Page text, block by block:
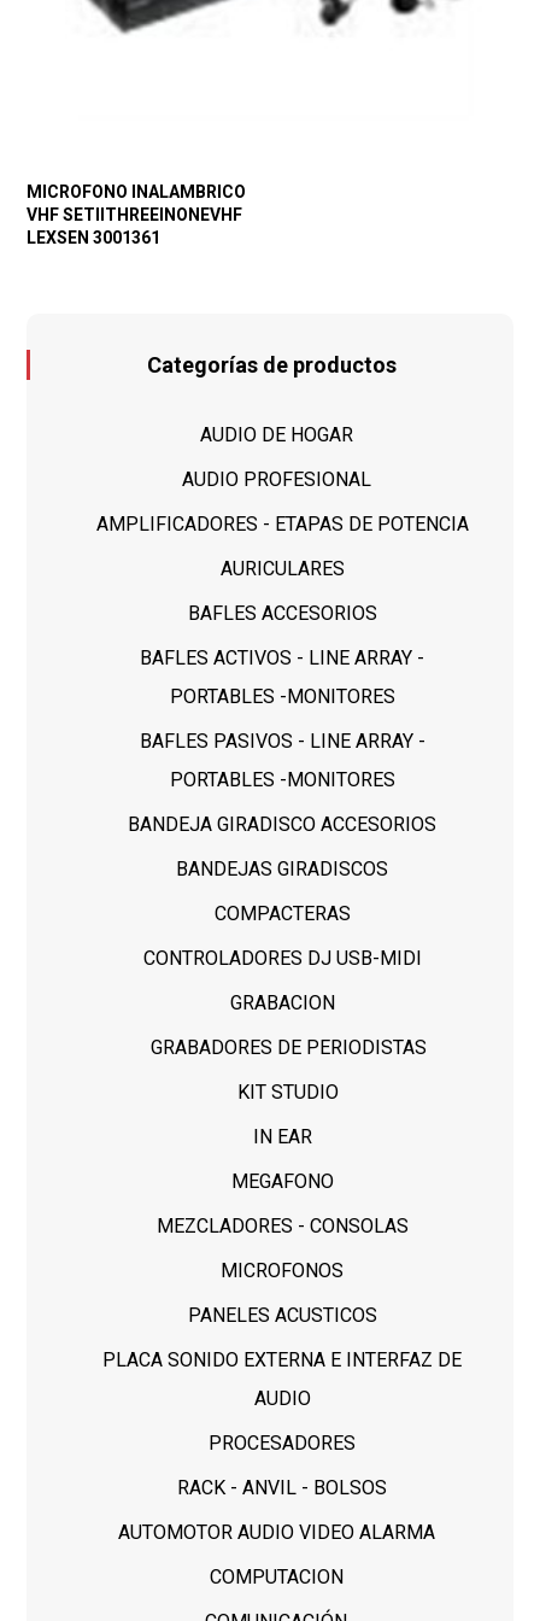
MICROFONO INALAMBRICO
VHF SETIITHREEINONEVHF
LEXSEN 3001361
Categorías de productos
AUDIO DE HOGAR
AUDIO PROFESIONAL
AMPLIFICADORES - ETAPAS DE POTENCIA
AURICULARES
BAFLES ACCESORIOS
BAFLES ACTIVOS - LINE ARRAY -
PORTABLES -MONITORES
BAFLES PASIVOS - LINE ARRAY -
PORTABLES -MONITORES
BANDEJA GIRADISCO ACCESORIOS
BANDEJAS GIRADISCOS
COMPACTERAS
CONTROLADORES DJ USB-MIDI
GRABACION
GRABADORES DE PERIODISTAS
KIT STUDIO
IN EAR
MEGAFONO
MEZCLADORES - CONSOLAS
MICROFONOS
PANELES ACUSTICOS
PLACA SONIDO EXTERNA E INTERFAZ DE
AUDIO
PROCESADORES
RACK - ANVIL - BOLSOS
AUTOMOTOR AUDIO VIDEO ALARMA
COMPUTACION